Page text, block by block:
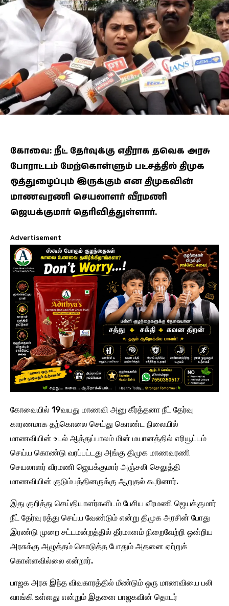
கோவை: நீட் தேர்வுக்கு எதிராக தவெக அரசு
போராட்டம் மேற்கொள்ளும் பட்சத்தில் திமுக
ஒத்துழைப்பும் இருக்கும் என திமுகவின்
மாணவரணி செயலாளர் வீரமணி
ஜெயக்குமார் தெரிவித்துள்ளார்.
Advertisement
கோவையில் 19வயது மாணவி அனு கீர்த்தனா நீட் தேர்வு
காரணமாக தற்கொலை செய்து கொண்ட நிலையில்
மாணவியின் உடல் ஆத்துப்பாலம் மின் மயானத்தில் எரியூட்டம்
செய்ய கொண்டு வரப்பட்டது அங்கு திமுக மாணவரணி
செயலாளர் வீரமணி ஜெயக்குமார் அஞ்சலி செலுத்தி
மாணவியின் குடும்பத்தினருக்கு ஆறுதல் கூறினார்.
இது குறித்து செய்தியாளர்களிடம் பேசிய வீரமணி ஜெயக்குமார்
நீட் தேர்வு ரத்து செய்ய வேண்டும் என்று திமுக அரசின் போது
இரண்டு முறை சட்டமன்றத்தில் தீர்மானம் நிறைவேற்றி ஒன்றிய
அரசுக்கு அழுத்தம் கொடுத்த போதும் அதனை ஏற்றுக்
கொள்ளவில்லை என்றார்.
பாஜக அரசு இந்த விவகாரத்தில் மீண்டும் ஒரு மாணவியை பலி
வாங்கி உள்ளது என்றும் இதனை பாஜகவின் தொடர்